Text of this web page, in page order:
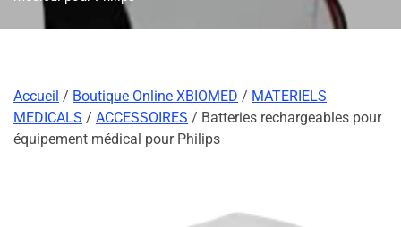
Accueil / Boutique Online XBIOMED / MATERIELS
MEDICALS / ACCESSOIRES / Batteries rechargeables pour
équipement médical pour Philips